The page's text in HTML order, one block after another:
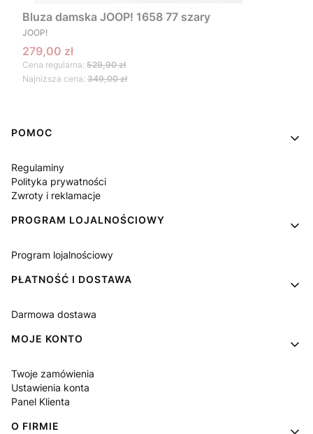
Bluza damska JOOP! 1658 77 szary
PRODUCENT
JOOP!
Cena promocyjna
279,00 zł
Cena regularna: 529,90 zł
Najniższa cena: 349,00 zł
Linki w stopce
POMOC
Regulaminy
Polityka prywatności
Zwroty i reklamacje
PROGRAM LOJALNOŚCIOWY
Program lojalnościowy
PŁATNOŚĆ I DOSTAWA
Darmowa dostawa
MOJE KONTO
Twoje zamówienia
Ustawienia konta
Panel Klienta
O FIRMIE